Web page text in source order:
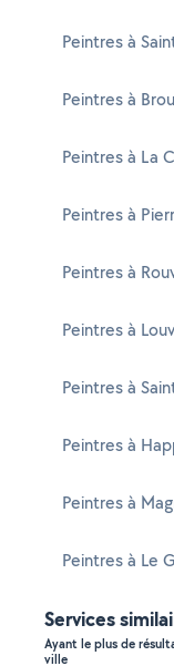
Peintres à
Peintres à
Peintres à La
Peintres à
Peintres à
Peintres à
Peintres à
Peintres à
Peintres à
Peintres à Le
Services
Ayant le plus de
ville